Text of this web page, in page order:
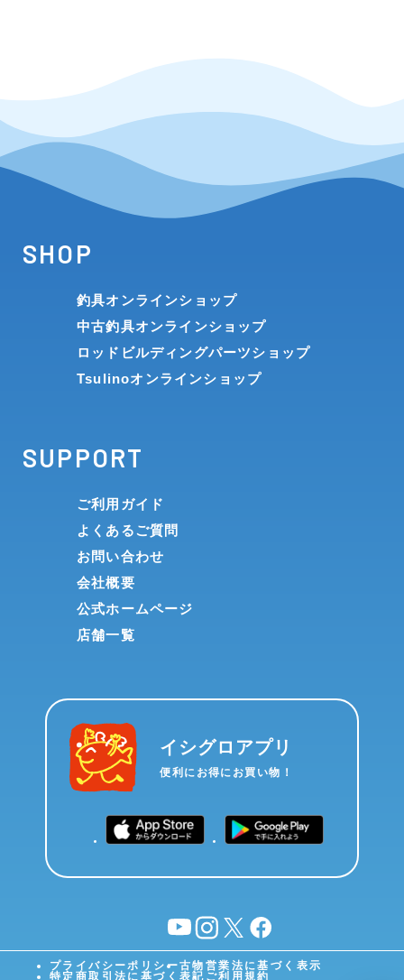
SHOP
釣具オンラインショップ
中古釣具オンラインショップ
ロッドビルディングパーツショップ
Tsulinoオンラインショップ
SUPPORT
ご利用ガイド
よくあるご質問
お問い合わせ
会社概要
公式ホームページ
店舗一覧
イシグロアプリ
便利にお得にお買い物！
YouTubeinstagram
X facebook
プライバシーポリシー古物営業法に基づく表示
特定商取引法に基づく表記 ご利用規約